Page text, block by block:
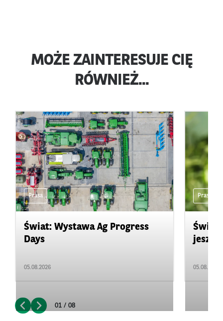
MOŻE ZAINTERESUJE CIĘ
RÓWNIEŻ...
Prasa
Świat: Wystawa Ag Progress
Days
05.08.2026
Prasa
Świat:
05.08.2026
01 / 08